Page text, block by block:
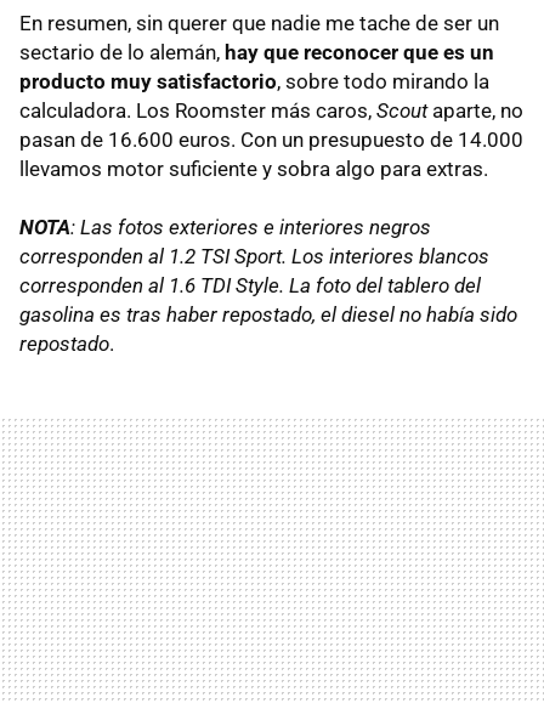
En resumen, sin querer que nadie me tache de ser un
sectario de lo alemán, hay que reconocer que es un
producto muy satisfactorio, sobre todo mirando la
calculadora. Los Roomster más caros, Scoutaparte, no
pasan de 16.600 euros. Con un presupuesto de 14.000
llevamos motor suficiente y sobra algo para extras.
NOTA: Las fotos exteriores e interiores negros
corresponden al 1.2 TSISport. Los interiores blancos
corresponden al 1.6 TDIStyle. La foto del tablero del
gasolina es tras haber repostado, el diesel no había sido
repostado.